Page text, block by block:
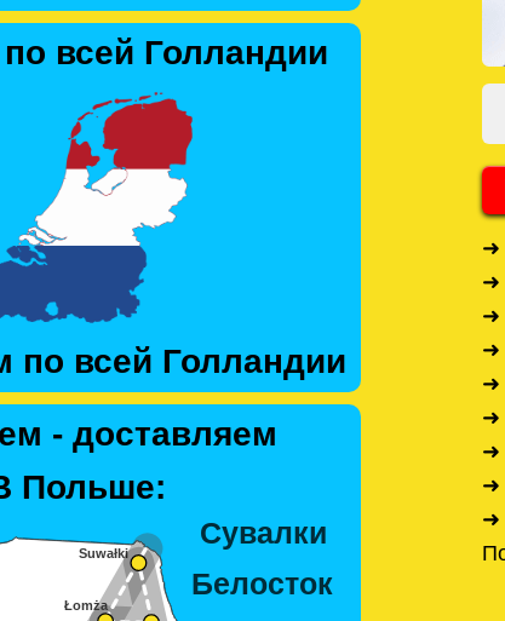
всей Голландии
по всей Голландии
- доставляем
Польше:
➜
➜
➜
➜
➜
➜
➜
➜
➜